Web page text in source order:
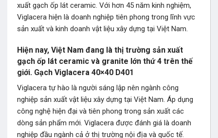
xuất gạch ốp lát ceramic. Với hơn 45 năm kinh nghiệm,
Viglacera hiện là doanh nghiệp tiên phong trong lĩnh vực
sản xuất và kinh doanh vật liệu xây dựng tại Việt Nam.
Hiện nay, Việt Nam đang là thị trường sản xuất
gạch ốp lát ceramic và granite lớn thứ 4 trên thế
giới. Gạch Viglacera 40×40 D401
Viglacera tự hào là người sáng lập nên ngành công
nghiệp sản xuất vật liệu xây dựng tại Việt Nam. Áp dụng
công nghệ hiện đại và tiên phong trong sản xuất các
dòng sản phẩm mới. Viglacera được đánh giá là doanh
nghiệp đầu ngành cả ở thị trường nội địa và quốc tế.